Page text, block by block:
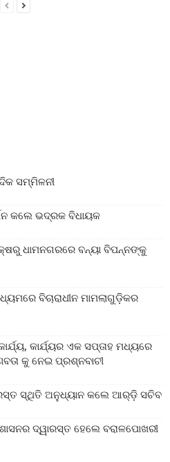
ସମ୍ମିଳନୀ
କଲେ ଭଦ୍ରକ ବିଧାୟକ
ଧାମନଗରରେ ବନ୍ୟା ବିପନ୍ନଙ୍କୁ
ବିଚାରାଧୀନ ମାମଲାଗୁଡ଼ିକର
କାର୍ଯ୍ୟର ଏକ ସପ୍ତାହ ମଧ୍ୟରେ
କୁ ନେଇ ପ୍ରଶ୍ନବାଚୀ
ସ୍ଥିତି ଅନୁଧ୍ୟାନ କଲେ ଆର୍‌ଡ଼ି ସଚିବ
ଦ୍ୱାରସ୍ତ ହେଲେ ବରାଳପୋଖରୀ